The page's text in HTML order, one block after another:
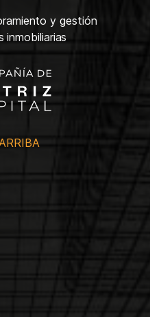
y gestión
inmobiliarias